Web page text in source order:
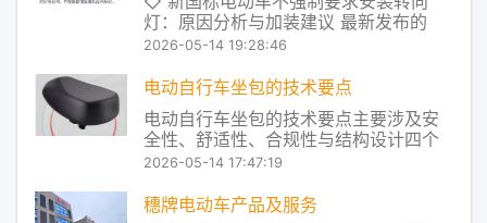
灯：原因分析与加装建议 最新发布的
《电动自行车安全技术规范》并未将转
给予生产厂家更大的灵活空间并控制成
的具体要求，解释转向灯非强制的原
因，并给出相关加装建
2026-05-14 19:28:46
电动自行车坐包的技术要点
电动自行车坐包的技术要点主要涉及‌安
全性、舒适性、合规性与结构设计‌四个
方面。结合当前（2026年5月）最新公
技术要点‌ ‌符合国标限值‌： 后座或坐包安
2026-05-14 17:47:19
穗牌电动车产品及服务